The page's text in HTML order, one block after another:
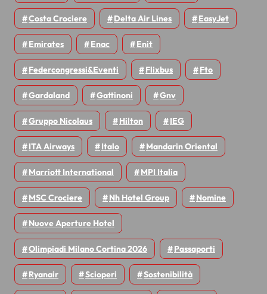
Costa Crociere Delta Air Lines EasyJet
Emirates Enac Enit
Federcongressi&eventi Flixbus Fto
Gardaland Gattinoni Gnv
Gruppo Nicolaus Hilton IEG
ITA Airways Italo Mandarin Oriental
Marriott International MPI Italia
MSC Crociere Nh Hotel Group Nomine
Nuove Aperture Hotel
Olimpiadi Milano Cortina 2026 Passaporti
Ryanair Scioperi Sostenibilità